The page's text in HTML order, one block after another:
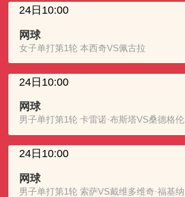
24日10:00
网球
女子单打第1轮 本西奇VS佩古拉
24日10:00
网球
男子单打第1轮 卡雷诺·布斯塔VS桑德格伦
24日10:00
网球
男子单打第1轮 索萨VS戴维多维奇·福基纳